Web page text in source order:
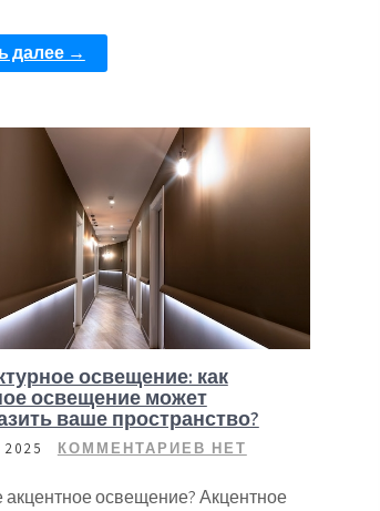
далее →
освещение: как
освещение может
ваше пространство?
КОММЕНТАРИЕВ НЕТ
акцентное освещение? Акцентное